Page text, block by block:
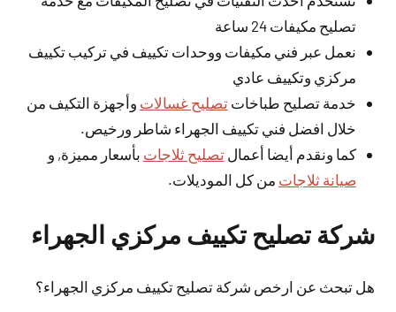
تصليح مكيفات 24 ساعة
نعمل عبر فني مكيفات ووحدات تكييف في تركيب تكييف
مركزي وتكييف عادي
خدمة تصليح طباخاتتصليح غسالات وأجهزة التكيف من
خلال افضل فني تكييف الجهراء شاطر ورخيص.
كما ونقدم أيضا أعمالتصليح ثلاجات بأسعار مميزة, و
صيانة ثلاجات من كل الموديلات.
شركة تصليح تكييف مركزي الجهراء
هل تبحث عن ارخص شركة تصليح تكييف مركزي الجهراء؟